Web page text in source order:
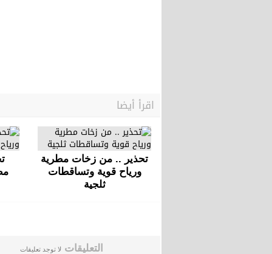
اقرأ أيضا
تحذير .. من زخات مطرية
ورياح قوية وتساقطات
ثلجية
التعليقات لا توجد تعليقات